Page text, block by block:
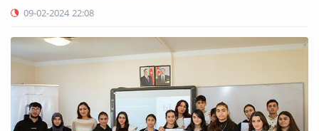
09-02-2024 22:08